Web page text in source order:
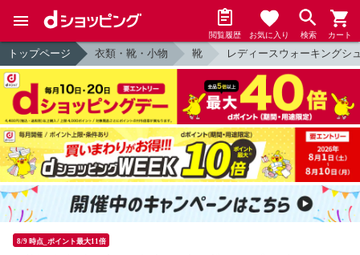
閲覧履歴 お気に入り 検索 カート
トップページ 衣類・靴・小物 靴 レディースウォーキングシ
8/9 時点_ポイント最大11倍